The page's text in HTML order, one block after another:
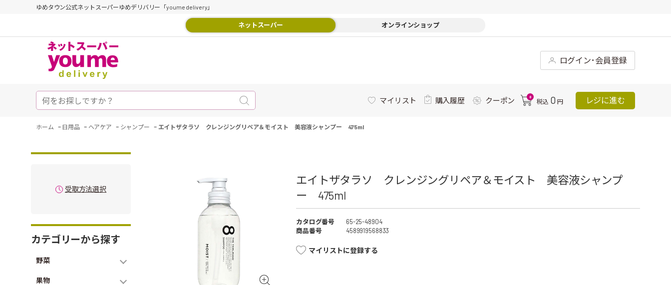
ゆめタウン公式ネットスーパーゆめデリバリー「youme delivery」
ネットスーパー オンラインショップ
ログイン･会員登録
マイリスト 購入履歴 クーポン 0
税込 0 円 レジに進む
ホーム - 日用品 - ヘアケア - シャンプー - エイトザタラソ クレンジングリペア＆モイスト 美容液シャンプー 475ml
受取方法選択
カテゴリーから探す
野菜
果物
エイトザタラソ クレンジングリペア＆モイスト 美容液シャンプ
ー 475ml
カタログ番号
65-25-48904
商品番号
4589919568833
マイリストに登録する